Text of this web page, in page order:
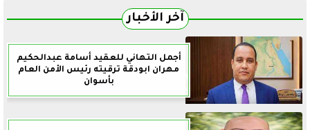
آخر الأخبار
أجمل التهاني للعقيد أسامة عبدالحكيم
مهران ابودقة ترقيته رئيس الأمن العام
بأسوان